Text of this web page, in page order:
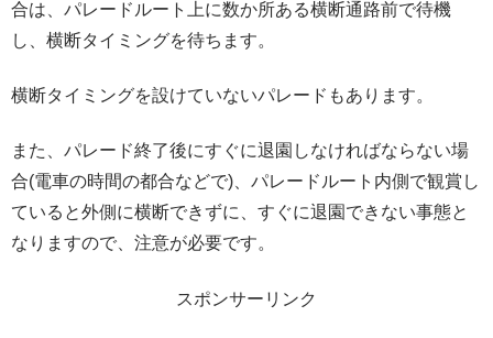
合は、パレードルート上に数か所ある横断通路前で待機
し、横断タイミングを待ちます。
横断タイミングを設けていないパレードもあります。
また、パレード終了後にすぐに退園しなければならない場
合(電車の時間の都合などで)、パレードルート内側で観賞し
ていると外側に横断できずに、すぐに退園できない事態と
なりますので、注意が必要です。
スポンサーリンク